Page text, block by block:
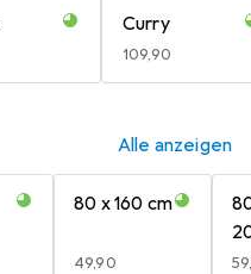
Curry
EUR
109,90
Alle anzeigen
80 x 160 cm
EUR
49,90